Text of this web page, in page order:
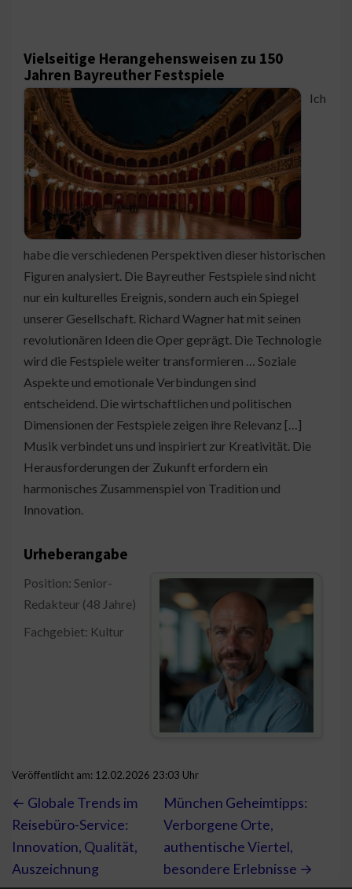
Vielseitige Herangehensweisen zu 150
Jahren Bayreuther Festspiele
Ich
habe die verschiedenen Perspektiven dieser historischen
Figuren analysiert. Die Bayreuther Festspiele sind nicht
nur ein kulturelles Ereignis, sondern auch ein Spiegel
unserer Gesellschaft. Richard Wagner hat mit seinen
revolutionären Ideen die Oper geprägt. Die Technologie
wird die Festspiele weiter transformieren … Soziale
Aspekte und emotionale Verbindungen sind
entscheidend. Die wirtschaftlichen und politischen
Dimensionen der Festspiele zeigen ihre Relevanz […]
Musik verbindet uns und inspiriert zur Kreativität. Die
Herausforderungen der Zukunft erfordern ein
harmonisches Zusammenspiel von Tradition und
Innovation.
Urheberangabe
Position: Senior-
Redakteur (48 Jahre)
Fachgebiet: Kultur
Veröffentlicht am: 12.02.2026 23:03 Uhr
← Globale Trends im
Reisebüro-Service:
Innovation, Qualität,
Auszeichnung
München Geheimtipps:
Verborgene Orte,
authentische Viertel,
besondere Erlebnisse →